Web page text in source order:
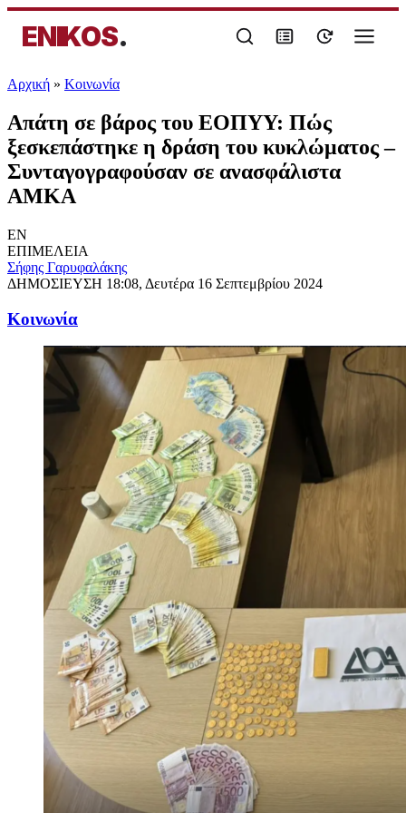
ENIKOS.
Αρχική » Κοινωνία
Απάτη σε βάρος του ΕΟΠΥΥ: Πώς
ξεσκεπάστηκε η δράση του κυκλώματος –
Συνταγογραφούσαν σε ανασφάλιστα
ΑΜΚΑ
EN
ΕΠΙΜΕΛΕΙΑ
Σήφης Γαρυφαλάκης
ΔΗΜΟΣΙΕΥΣΗ 18:08, Δευτέρα 16 Σεπτεμβρίου 2024
Κοινωνία